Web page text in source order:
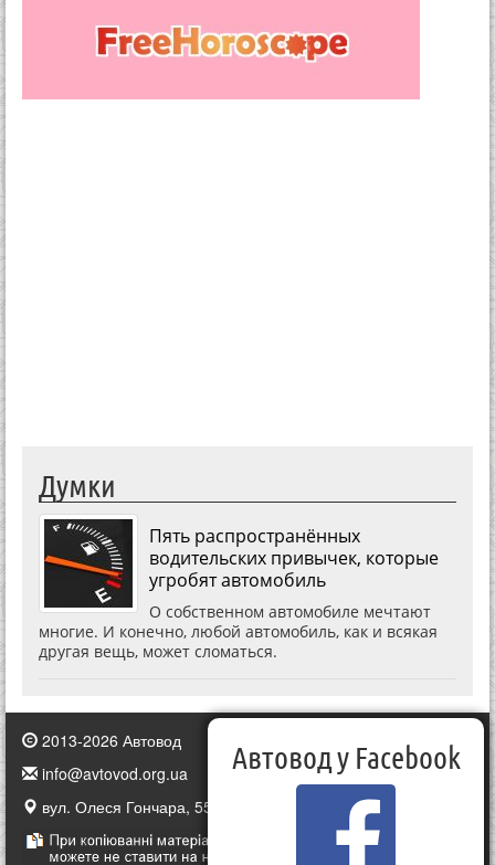
Думки
Пять распространённых
водительских привычек, которые
угробят автомобиль
О собственном автомобиле мечтают
многие. И конечно, любой автомобиль, как и всякая
другая вещь, может сломаться.
2013-2026 Автовод
info@avtovod.org.ua
вул. Олеся Гончара, 55, Київ, Україна
Автовод у Facebook